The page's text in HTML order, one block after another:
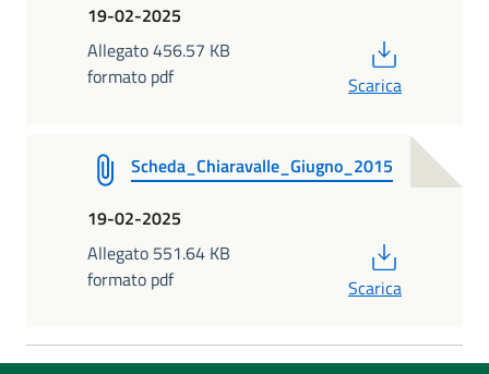
19-02-2025
Allegato 456.57 KB
formato pdf
Scarica
Scheda_Chiaravalle_Giugno_2015
19-02-2025
Allegato 551.64 KB
formato pdf
Scarica